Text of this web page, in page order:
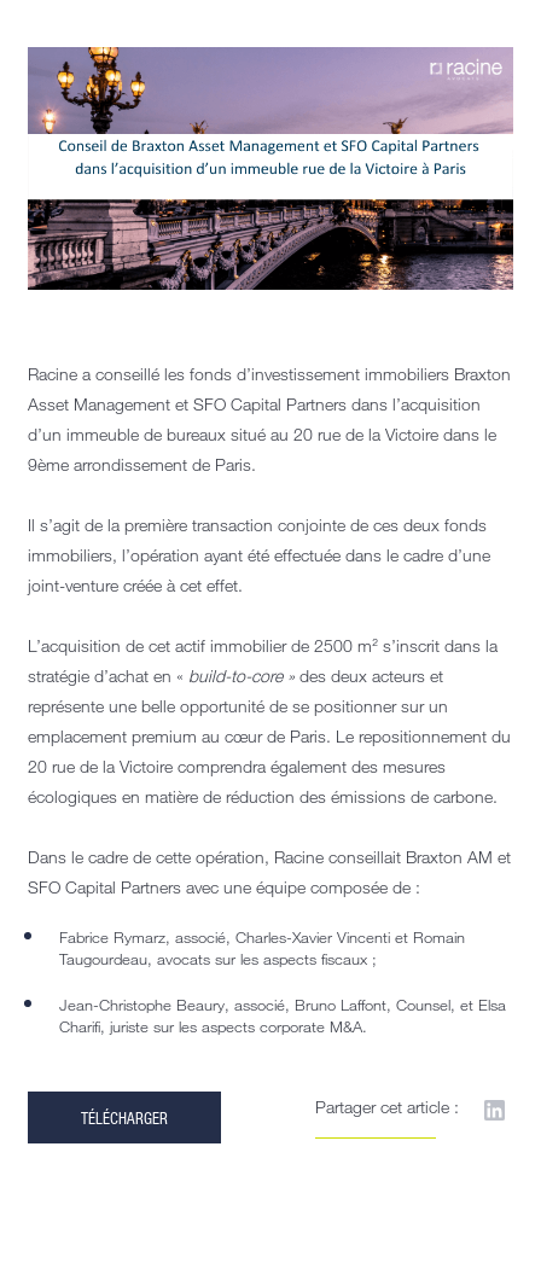
Racine a conseillé les fonds d’investissement immobiliers Braxton
Asset Management et SFO Capital Partners dans l’acquisition
d’un immeuble de bureaux situé au 20 rue de la Victoire dans le
9ème arrondissement de Paris.
Il s’agit de la première transaction conjointe de ces deux fonds
immobiliers, l’opération ayant été effectuée dans le cadre d’une
joint-venture créée à cet effet.
L’acquisition de cet actif immobilier de 2500 m² s’inscrit dans la
stratégie d’achat en « build-to-core » des deux acteurs et
représente une belle opportunité de se positionner sur un
emplacement premium au cœur de Paris. Le repositionnement du
20 rue de la Victoire comprendra également des mesures
écologiques en matière de réduction des émissions de carbone.
Dans le cadre de cette opération, Racine conseillait Braxton AM et
SFO Capital Partners avec une équipe composée de :
Fabrice Rymarz, associé, Charles-Xavier Vincenti et Romain
Taugourdeau, avocats sur les aspects fiscaux ;
Jean-Christophe Beaury, associé, Bruno Laffont, Counsel, et Elsa
Charifi, juriste sur les aspects corporate M&A.
TÉLÉCHARGER
Partager cet article :